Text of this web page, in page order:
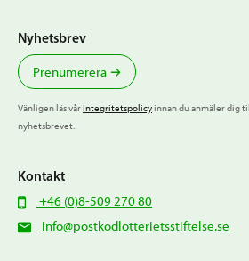
Nyhetsbrev
Prenumerera
Vänligen läs vårIntegritetspolicyinnan du anmäler dig till
nyhetsbrevet.
Kontakt
+46 (0)8-509 270 80
info@postkodlotterietsstiftelse.se